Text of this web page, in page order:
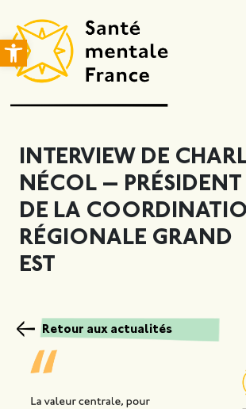
Ouvrir la barre d’outils
INTERVIEW DE
NÉCOL — PRÉSIDENT
DE LA
RÉGIONALE GRAND
EST
Retour aux actualités